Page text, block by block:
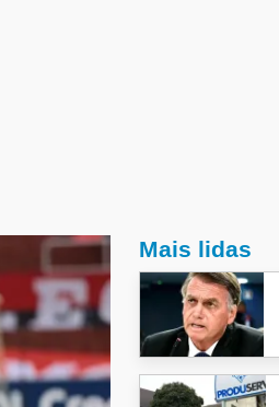
Mais lidas